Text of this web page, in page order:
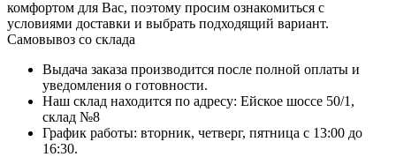
комфортом для Вас, поэтому просим ознакомиться с
условиями доставки и выбрать подходящий вариант.
Самовывоз со склада
Выдача заказа производится после полной оплаты и
уведомления о готовности.
Наш склад находится по адресу: Ейское шоссе 50/1,
склад №8
График работы: вторник, четверг, пятница с 13:00 до
16:30.